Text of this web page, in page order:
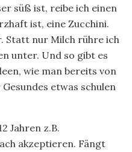
süß ist, reibe ich einen
ist, eine Zucchini.
Statt nur Milch rühre ich
unter. Und so gibt es
wie man bereits von
etwas schulen
Jahren z.B.
akzeptieren. Fängt